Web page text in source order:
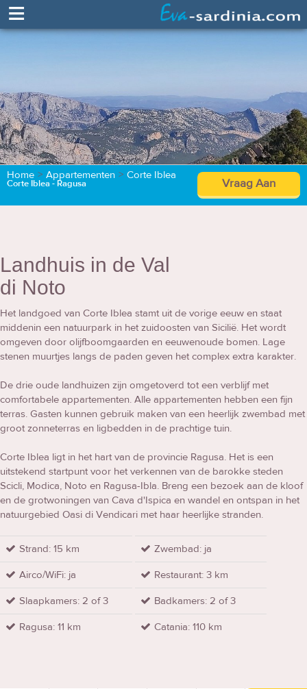
≡
Corte Iblea - Ragusa Vraag Aan
Home > Appartementen > Corte Iblea
Landhuis in de Val
di Noto
Het landgoed van Corte Iblea stamt uit de vorige eeuw en staat
middenin een natuurpark in het zuidoosten van Sicilië. Het wordt
omgeven door olijfboomgaarden en eeuwenoude bomen. Lage
stenen muurtjes langs de paden geven het complex extra karakter.
De drie oude landhuizen zijn omgetoverd tot een verblijf met
comfortabele appartementen. Alle appartementen hebben een fijn
terras. Gasten kunnen gebruik maken van een heerlijk zwembad met
groot zonneterras en ligbedden in de prachtige tuin.
Corte Iblea ligt in het hart van de provincie Ragusa. Het is een
uitstekend startpunt voor het verkennen van de barokke steden
Scicli, Modica, Noto en Ragusa-Ibla. Breng een bezoek aan de kloof
en de grotwoningen van Cava d'Ispica en wandel en ontspan in het
natuurgebied Oasi di Vendicari met haar heerlijke stranden.
Strand: 15 km
Zwembad: ja
Airco/WiFi: ja
Restaurant: 3 km
Slaapkamers: 2 of 3
Badkamers: 2 of 3
Ragusa: 11 km
Catania: 110 km